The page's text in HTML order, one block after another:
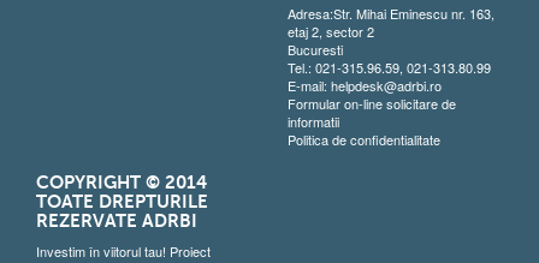
Adresa:Str. Mihai Eminescu nr. 163,
etaj 2, sector 2
Bucuresti
Tel.: 021-315.96.59, 021-313.80.99
E-mail: helpdesk@adrbi.ro
Formular on-line solicitare de
informatii
Politica de confidentialitate
COPYRIGHT © 2014
TOATE DREPTURILE
REZERVATE ADRBI
Investim în viitorul tau! Proiect